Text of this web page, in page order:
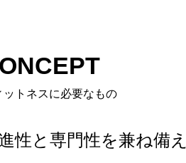
ットネスに必要なもの
性と専門性を兼ね備